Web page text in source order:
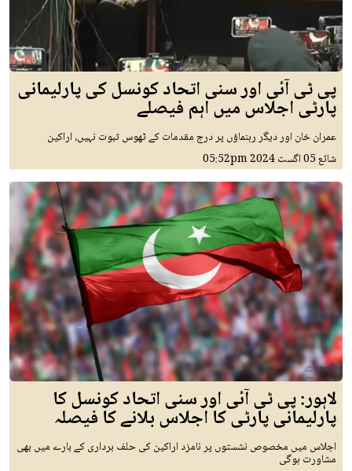
پی ٹی آئی اور سنی اتحاد کونسل کی پارلیمانی
پارٹی اجلاس میں اہم فیصلے
عمران خان اور دیگر رہنماؤں پر درج مقدمات کے ٹھوس ثبوت نہیں، اراکین
شائع05 اگست 2024 05:52pm
لاہور: پی ٹی آئی اور سنی اتحاد کونسل کا
پارلیمانی پارٹی کا اجلاس بلانے کا فیصلہ
اجلاس میں مخصوص نشستوں پر نامزد اراکین کی حلف برداری کے بارے میں بھی
مشاورت ہوگی